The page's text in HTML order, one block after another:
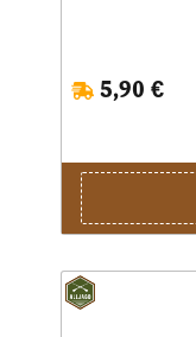
5,90 €